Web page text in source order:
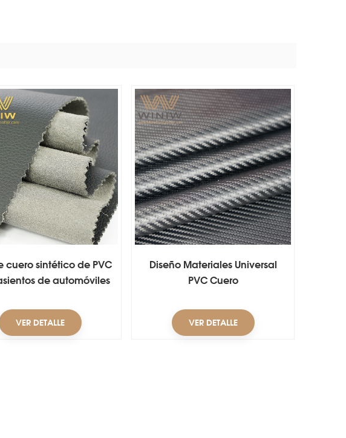
cuero sintético de PVC
de automóviles
VER DETALLE
Diseño Materiales Universal
PVC Cuero
VER DETALLE